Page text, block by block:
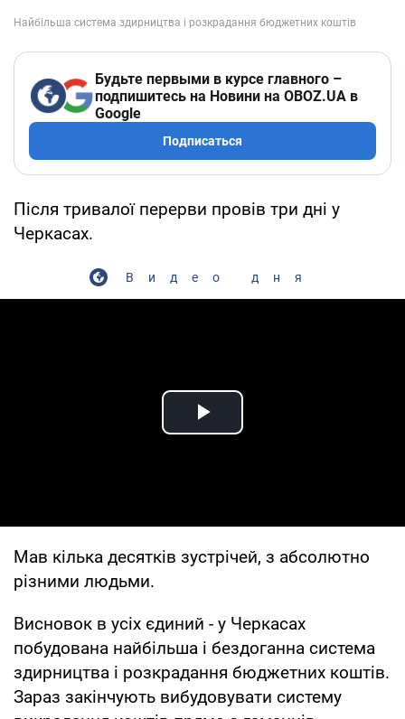
Будьте первыми в курсе главного –
подпишитесь на Новини на OBOZ.UA в
Google
Подписаться
Після тривалої перерви провів три дні у
Черкасах.
Видео дня
Play Video
Мав кілька десятків зустрічей, з абсолютно
різними людьми.
Висновок в усіх єдиний - у Черкасах
побудована найбільша і бездоганна система
здирництва і розкрадання бюджетних коштів.
Зараз закінчують вибудовувати систему